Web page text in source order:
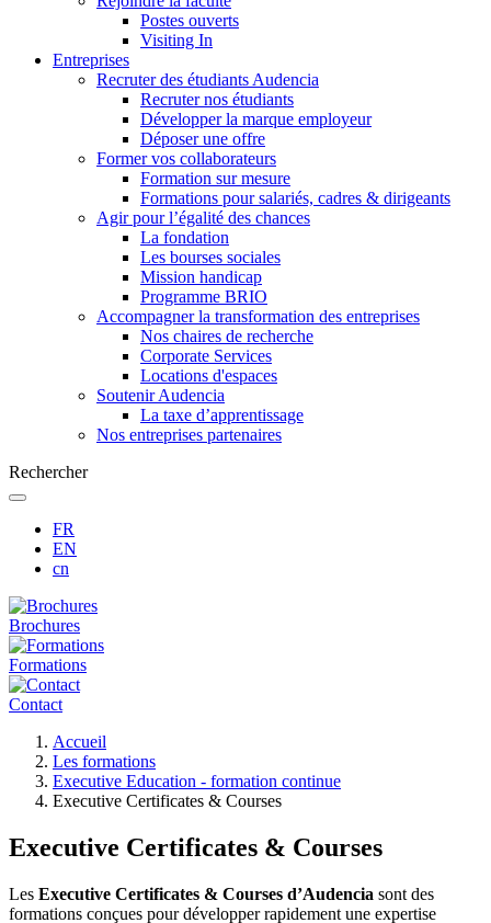
Postes ouverts
Visiting In
Entreprises
Recruter des étudiants Audencia
Recruter nos étudiants
Développer la marque employeur
Déposer une offre
Former vos collaborateurs
Formation sur mesure
Formations pour salariés, cadres & dirigeants
Agir pour l’égalité des chances
La fondation
Les bourses sociales
Mission handicap
Programme BRIO
Accompagner la transformation des entreprises
Nos chaires de recherche
Corporate Services
Locations d'espaces
Soutenir Audencia
La taxe d’apprentissage
Nos entreprises partenaires
Rechercher
FR
EN
cn
Brochures
Formations
Contact
d'Ariane
Accueil
Les formations
Executive Education - formation continue
Executive Certificates & Courses
Executive Certificates & Courses
Les Executive Certificates & Courses d’Audencia sont des
formations conçues pour développer rapidement une expertise